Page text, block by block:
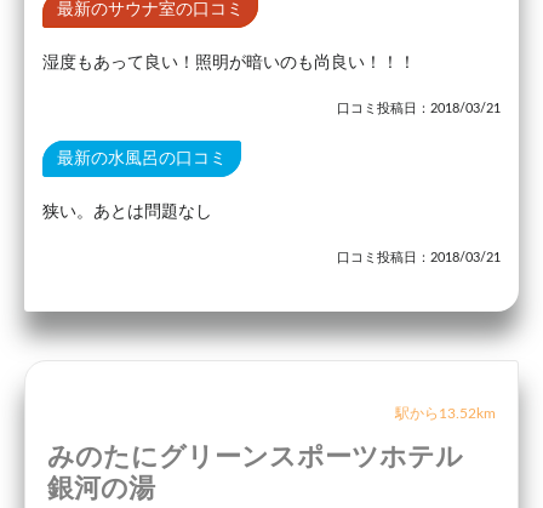
最新のサウナ室の口コミ
湿度もあって良い！照明が暗いのも尚良い！！！
口コミ投稿日：2018/03/21
最新の水風呂の口コミ
狭い。あとは問題なし
口コミ投稿日：2018/03/21
駅から13.52km
みのたにグリーンスポーツホテル
銀河の湯